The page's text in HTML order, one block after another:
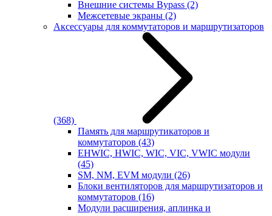
Внешние системы Bypass (2)
Межсетевые экраны (2)
Аксессуары для коммутаторов и маршрутизаторов
(368)
Память для маршрутикаторов и
коммутаторов (43)
EHWIC, HWIC, WIC, VIC, VWIC модули
(45)
SM, NM, EVM модули (26)
Блоки вентиляторов для маршрутизаторов и
коммутаторов (16)
Модули расширения, аплинка и